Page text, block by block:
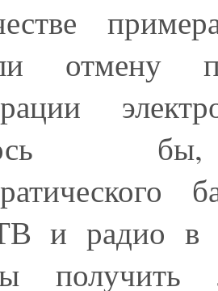
отмену
и радио в
получить